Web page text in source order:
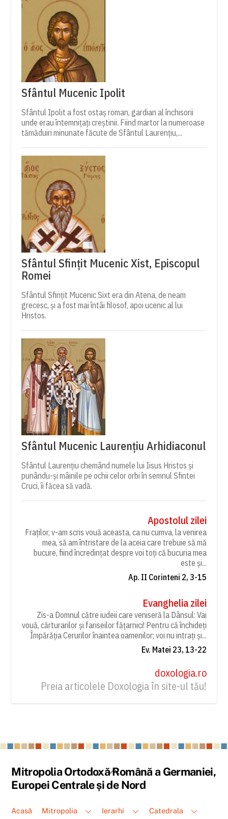
Sfântul Mucenic Ipolit
Sfântul Ipolit a fost ostaș roman, gardian al închisorii
unde erau întemnițați creștinii. Fiind martor la numeroase
tămăduiri minunate făcute de Sfântul Laurențiu,...
Sfântul Sfințit Mucenic Xist, Episcopul
Romei
Sfântul Sfințit Mucenic Sixt era din Atena, de neam
grecesc, și a fost mai întâi filosof, apoi ucenic al lui
Hristos.
Sfântul Mucenic Laurențiu Arhidiaconul
Sfântul Laurențiu chemând numele lui Iisus Hristos și
punându-și mâinile pe ochii celor orbi în semnul Sfintei
Cruci, îi făcea să vadă.
Apostolul zilei
Fraților, v-am scris vouă aceasta, ca nu cumva, la venirea
mea, să am întristare de la aceia care trebuie să mă
bucure, fiind încredințat despre voi toți că bucuria mea
este și...
Ap. II Corinteni 2, 3-15
Evanghelia zilei
Zis-a Domnul către iudeii care veniseră la Dânsul: Vai
vouă, cărturarilor și fariseilor fățarnici! Pentru că închideți
Împărăția Cerurilor înaintea oamenilor; voi nu intrați și...
Ev. Matei 23, 13-22
doxologia.ro
Preia articolele Doxologia în site-ul tău!
Back
To
Mitropolia Ortodoxă Română a Germaniei,
Europei Centrale și de Nord
Acasă Mitropolia Ierarhi Catedrala